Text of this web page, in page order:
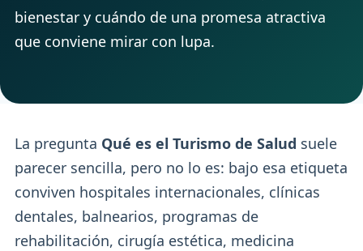
bienestar y cuándo de una promesa atractiva
que conviene mirar con lupa.
La pregunta Qué es el Turismo de Salud suele
parecer sencilla, pero no lo es: bajo esa etiqueta
conviven hospitales internacionales, clínicas
dentales, balnearios, programas de
rehabilitación, cirugía estética, medicina